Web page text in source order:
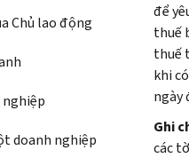
Chủ lao động
nghiệp
doanh nghiệp
để
thuế
thuế
khi
ngày
Ghi
các